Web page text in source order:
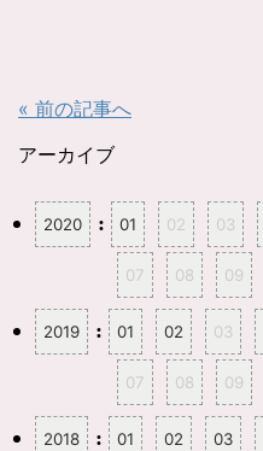
e
共
有
い
で
開
き
ま
す
し
く
だ
さ
い
(
新
し
い
ウ
ィ
ン
ド
で
« 前の記事へ
アーカイブ
2020 : 01 02 03
07 08 09
2019 : 01 02 03
07 08 09
2018 : 01 02 03